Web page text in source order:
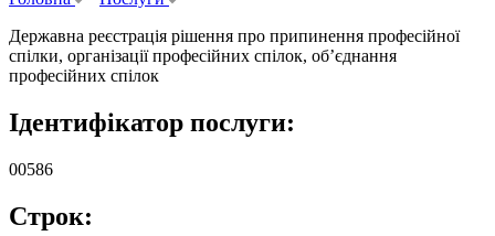
Державна реєстрація рішення про припинення професійної
спілки, організації професійних спілок, об’єднання
професійних спілок
Ідентифікатор послуги:
00586
Строк: